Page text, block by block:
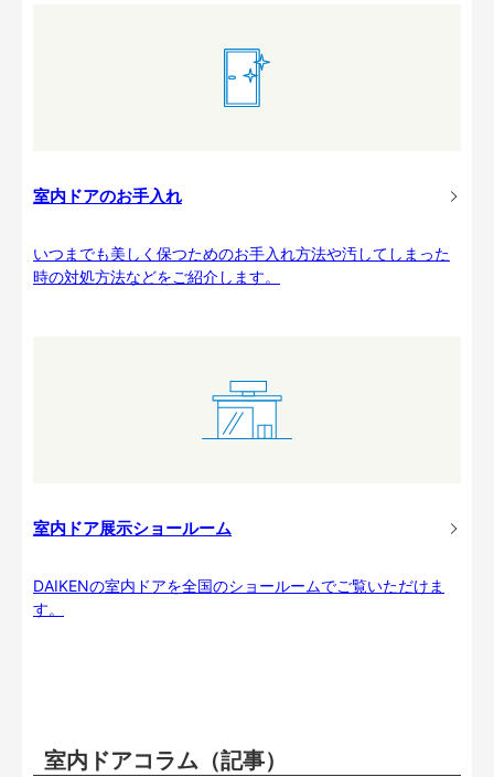
室内ドアのお手入れ
いつまでも美しく保つためのお手入れ方法や汚してしまった
時の対処方法などをご紹介します。
室内ドア展示ショールーム
DAIKENの室内ドアを全国のショールームでご覧いただけま
す。
室内ドアコラム（記事）